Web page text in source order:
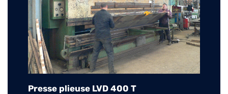
Presse plieuse LVD 400 T